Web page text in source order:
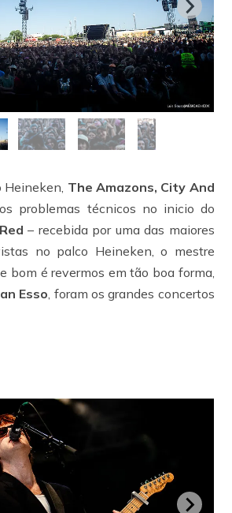
The Amazons, City And
problemas técnicos no inicio do
– recebida por uma das maiores
no palco Heineken, o mestre
bom é revermos em tão boa forma,
Esso , foram os grandes concertos